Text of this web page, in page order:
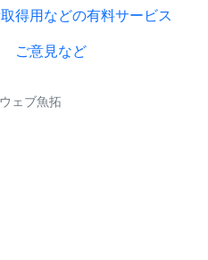
得用などの有料サービス
ご意見など
ェブ魚拓